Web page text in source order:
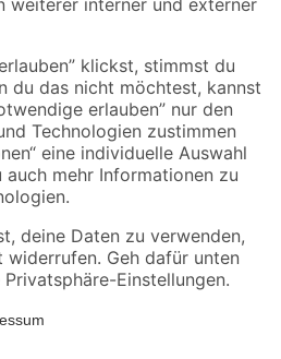
MwSt.. Die dargestellten Angebote sind unter
Die angegebenen Verfügbarkeiten beziehen
gilt nicht für Artikel mit Speditionsversand, hier